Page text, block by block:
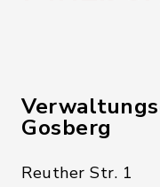
Gosberg
Reuther Str. 1